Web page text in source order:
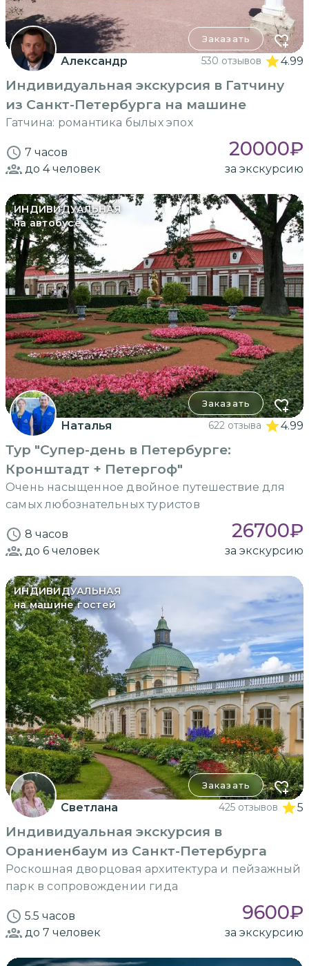
Заказать
Александр 530 отзывов 4.99
Индивидуальная экскурсия в Гатчину
из Санкт-Петербурга на машине
Гатчина: романтика былых эпох
7 часов 20000₽
до 4человек за экскурсию
ИНДИВИДУАЛЬНАЯ
на автобусе
Заказать
Наталья 622 отзыва 4.99
Тур "Супер-день в Петербурге:
Кронштадт + Петергоф"
Очень насыщенное двойное путешествие для
самых любознательных туристов
8 часов 26700₽
до 6 человек за экскурсию
ИНДИВИДУАЛЬНАЯ
на машине гостей
Заказать
Светлана 425 отзывов 5
Индивидуальная экскурсия в
Ораниенбаум из Санкт-Петербурга
Роскошная дворцовая архитектура и пейзажный
парк в сопровождении гида
5.5 часов 9600₽
до 7 человек за экскурсию